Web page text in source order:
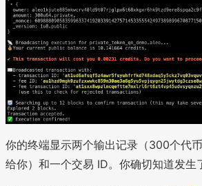
你的终端显示两个输出记录（300个代
给你）和一个交易 ID。你确切知道发生